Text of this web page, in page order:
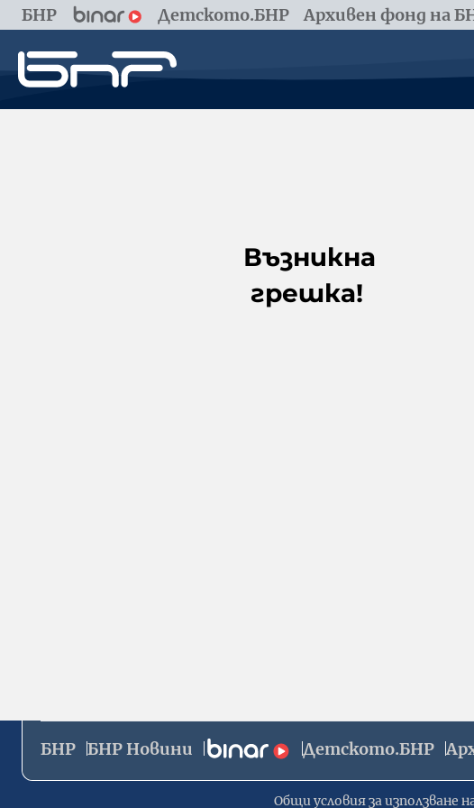
БНР Детското.БНР Архивен фонд на
Възникна
грешка!
БНР БНР Новини Детското.БНР
Общи условия за използване